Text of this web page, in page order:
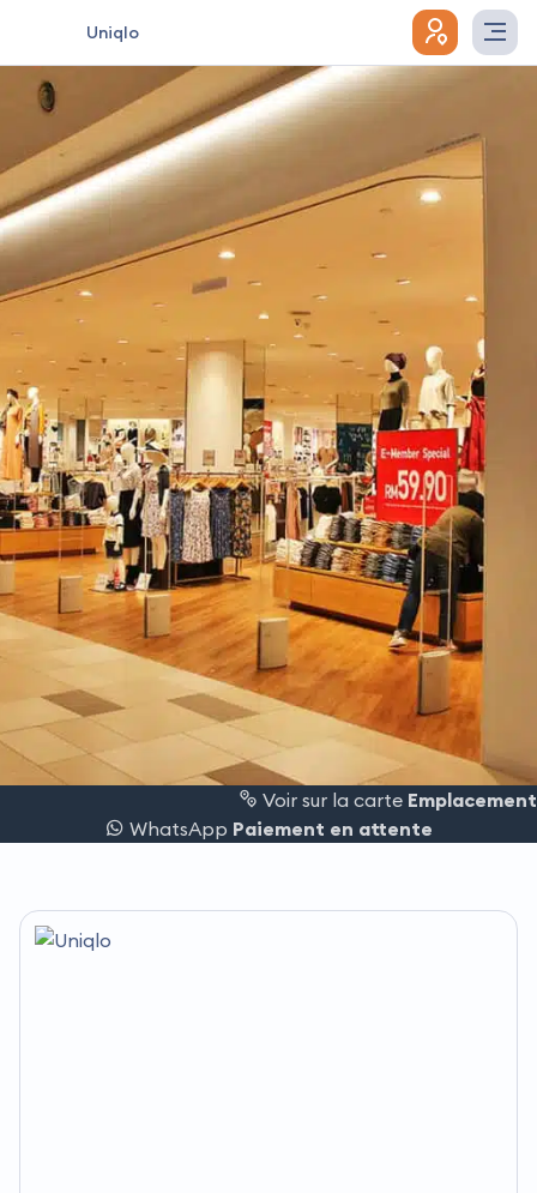
Uniqlo
Voir sur la carte Emplacement
WhatsApp Paiement en attente